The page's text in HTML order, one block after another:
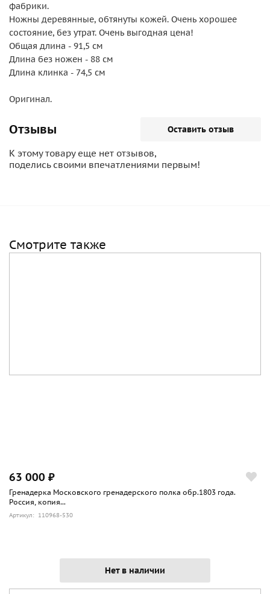
фабрики.
Ножны деревянные, обтянуты кожей. Очень хорошее
состояние, без утрат. Очень выгодная цена!
Общая длина - 91,5 см
Длина без ножен - 88 см
Длина клинка - 74,5 см
Оригинал.
Отзывы Оставить отзыв
К этому товару еще нет отзывов,
поделись своими впечатлениями первым!
Смотрите также
63 000 ₽
Гренадерка Московского гренадерского полка обр.1803 года.
Россия, копия...
Артикул: 110968-530
Нет в наличии